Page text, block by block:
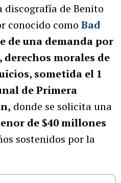
discografía de Benito
conocido como Bad
de una demanda por
derechos morales de
sometida el 1
de Primera
donde se solicita una
de $40 millones
sostenidos por la